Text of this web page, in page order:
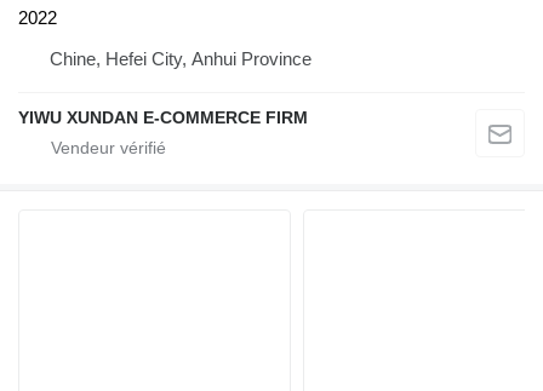
2022
Chine, Hefei City, Anhui Province
YIWU XUNDAN E-COMMERCE FIRM